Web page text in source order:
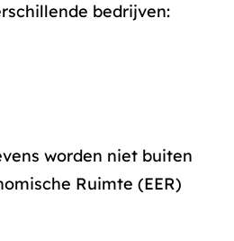
bedrijven:
worden niet buiten
Ruimte (EER)